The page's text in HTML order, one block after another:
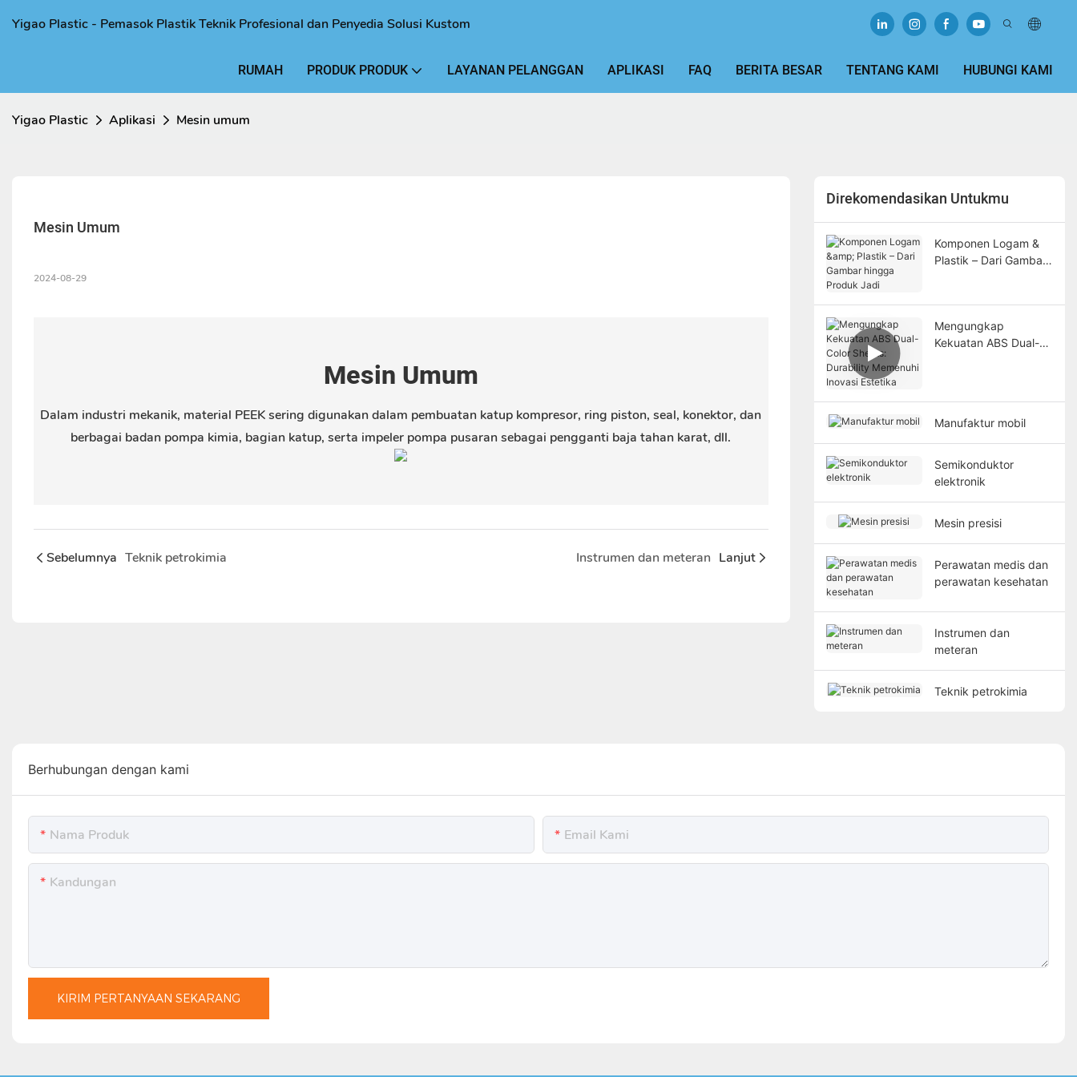
Yigao Plastic - Pemasok Plastik Teknik Profesional dan Penyedia Solusi Kustom
RUMAH PRODUK PRODUK LAYANAN PELANGGAN APLIKASI FAQ BERITA BESAR TENTANG KAMI HUBUNGI KAMI
Yigao Plastic Aplikasi Mesin umum
Mesin Umum
2024-08-29
Mesin Umum
Dalam industri mekanik, material PEEK sering digunakan dalam pembuatan katup kompresor, ring piston, seal, konektor, dan
berbagai badan pompa kimia, bagian katup, serta impeler pompa pusaran sebagai pengganti baja tahan karat, dll.
Sebelumnya Teknik petrokimia Instrumen dan meteran Lanjut
Direkomendasikan Untukmu
Komponen Logam &
Plastik – Dari Gambar
Mengungkap
Kekuatan ABS Dual-
Manufaktur mobil
Semikonduktor
elektronik
Mesin presisi
Perawatan medis dan
perawatan kesehatan
Instrumen dan
meteran
Teknik petrokimia
Berhubungan dengan kami
Nama Produk Email Kami
Kandungan
KIRIM PERTANYAAN SEKARANG